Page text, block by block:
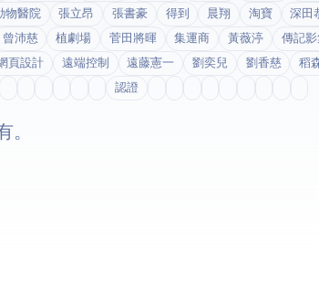
物醫院 張立昂 張書豪 得到app 晨翔 淘寶
深田
曾沛慈 植劇場 菅田將暉 集運商 黃薇渟
傳記影
頁設計 遠端控制 遠藤憲一 劉奕兒 劉香慈
稻
fda認證
。